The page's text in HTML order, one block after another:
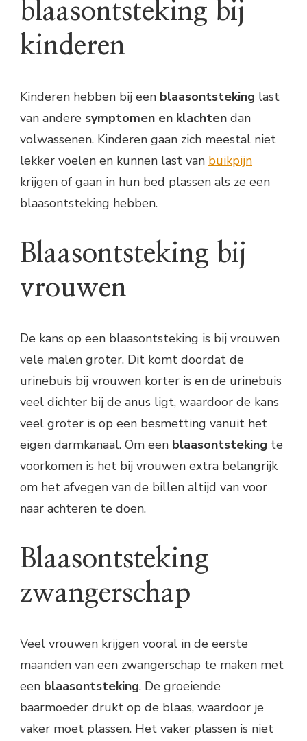
blaasontsteking bij
kinderen
Kinderen hebben bij een blaasontsteking last
van andere symptomen en klachten dan
volwassenen. Kinderen gaan zich meestal niet
lekker voelen en kunnen last van buikpijn
krijgen of gaan in hun bed plassen als ze een
blaasontsteking hebben.
Blaasontsteking bij
vrouwen
De kans op een blaasontsteking is bij vrouwen
vele malen groter. Dit komt doordat de
urinebuis bij vrouwen korter is en de urinebuis
veel dichter bij de anus ligt, waardoor de kans
veel groter is op een besmetting vanuit het
eigen darmkanaal. Om een blaasontsteking te
voorkomen is het bij vrouwen extra belangrijk
om het afvegen van de billen altijd van voor
naar achteren te doen.
Blaasontsteking
zwangerschap
Veel vrouwen krijgen vooral in de eerste
maanden van een zwangerschap te maken met
een blaasontsteking. De groeiende
baarmoeder drukt op de blaas, waardoor je
vaker moet plassen. Het vaker plassen is niet